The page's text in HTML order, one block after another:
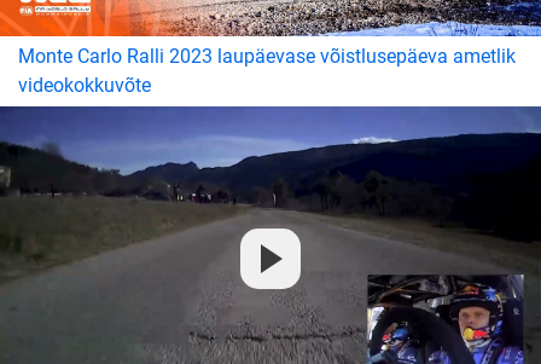
Monte Carlo Ralli 2023 laupäevase võistlusepäeva ametlik
videokokkuvõte